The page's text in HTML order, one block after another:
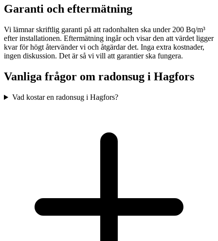
Garanti och eftermätning
Vi lämnar skriftlig garanti på att radonhalten ska under 200 Bq/m³
efter installationen. Eftermätning ingår och visar den att värdet ligger
kvar för högt återvänder vi och åtgärdar det. Inga extra kostnader,
ingen diskussion. Det är så vi vill att garantier ska fungera.
Vanliga frågor om radonsug i Hagfors
Vad kostar en radonsug i Hagfors?